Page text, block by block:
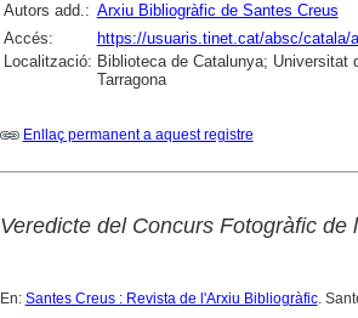
Autors add.: Arxiu Bibliogràfic de Santes Creus
Accés:
https://usuaris.tinet.cat/absc/catala/
Localització: Biblioteca de Catalunya;
Tarragona
Enllaç permanent a aquest registre
Veredicte del Concurs Fotogràfic
En: Santes Creus : Revista de l'Arxiu Bibliogràfic.